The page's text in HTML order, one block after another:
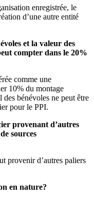
enregistrée, le
d’une autre entité
et la valeur des
compter dans le 20%
comme une
10% du montage
bénévoles ne peut être
pour le PPI.
provenant d’autres
sources
provenir d’autres paliers
en nature?